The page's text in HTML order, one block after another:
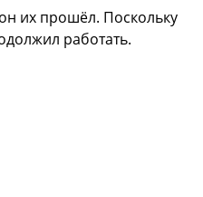
их прошёл. Поскольку
работать.